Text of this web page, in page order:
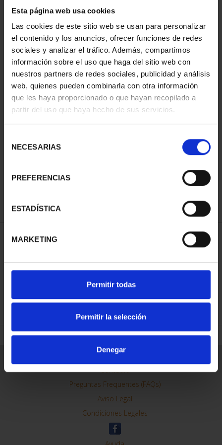
Esta página web usa cookies
Las cookies de este sitio web se usan para personalizar
el contenido y los anuncios, ofrecer funciones de redes
sociales y analizar el tráfico. Además, compartimos
información sobre el uso que haga del sitio web con
nuestros partners de redes sociales, publicidad y análisis
web, quienes pueden combinarla con otra información
que les haya proporcionado o que hayan recopilado a
partir del uso que haya hecho de sus servicios.
NECESARIAS
PREFERENCIAS
ESTADÍSTICA
MARKETING
Permitir todas
Permitir la selección
Denegar
1 Productos encontrados
(2022) 8 REALES
ORDENAR POR:
REFINAR
Contacto
Preguntas Frequentes (FAQs)
Aviso Legal
Condiciones Legales